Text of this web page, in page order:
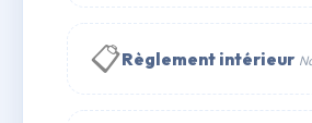
📋Règlement intérieur